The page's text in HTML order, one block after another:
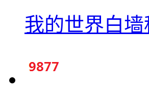
我的世界白墙